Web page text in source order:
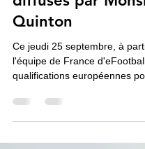
Qualifications
du monde FIFAe
: les matches de
diffusés par
Quinton
Ce jeudi 25 septembre, à